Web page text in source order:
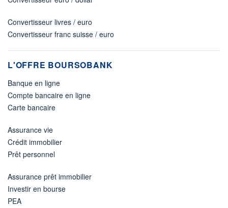
Convertisseur livres / euro
Convertisseur franc suisse / euro
L'OFFRE BOURSOBANK
Banque en ligne
Compte bancaire en ligne
Carte bancaire
Assurance vie
Crédit immobilier
Prêt personnel
Assurance prêt immobilier
Investir en bourse
PEA